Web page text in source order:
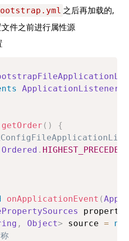
之后再加载的,
件之前进行属性源
ApplicationListener
getOrder ( )
{
Ordered .
onApplicationEvent (
, Object> source =